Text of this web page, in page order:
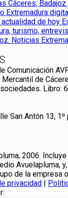
Comunicación
de
Libro:
San Antón 13, 1º
2006.
Avuelapluma,
de la empresa
privacidad